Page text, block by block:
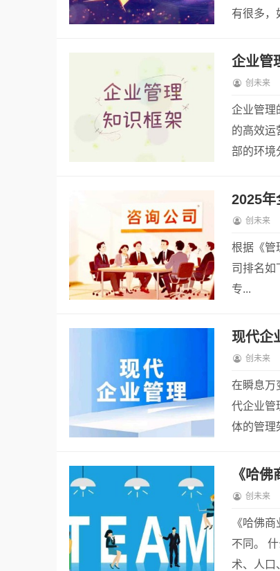
有很多，
创未来
企业管理
的高效运
部的环境
创未来
根据《管
司排名如
专...
创未来
在瞬息万
代企业管
体的管理
创未来
《哈佛
不同。
术、人口